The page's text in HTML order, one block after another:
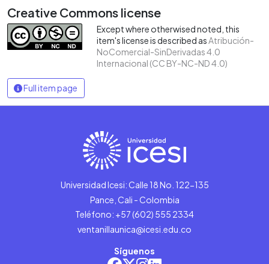
Creative Commons license
Except where otherwised noted, this
item's license is described asAtribución-
NoComercial-SinDerivadas 4.0
Internacional (CC BY-NC-ND 4.0)
Full item page
Universidad Icesi: Calle 18 No. 122-135
Pance, Cali - Colombia
Teléfono: +57 (602) 555 2334
ventanillaunica@icesi.edu.co
Síguenos